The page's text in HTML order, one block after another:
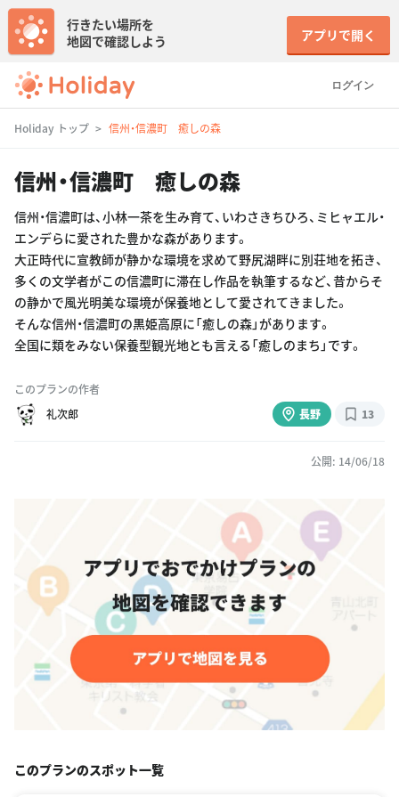
ログイン
行きたい場所を
地図で確認しよう
アプリで開く
Holiday トップ 信州・信濃町 癒しの森
信州・信濃町 癒しの森
信州・信濃町は、小林一茶を生み育て、いわさきちひろ、ミヒャエル・
エンデらに愛された豊かな森があります。
大正時代に宣教師が静かな環境を求めて野尻湖畔に別荘地を拓き、
多くの文学者がこの信濃町に滞在し作品を執筆するなど、昔からそ
の静かで風光明美な環境が保養地として愛されてきました。
そんな信州・信濃町の黒姫高原に「癒しの森」があります。
全国に類をみない保養型観光地とも言える「癒しのまち」です。
このプランの作者
礼次郎
長野 13
公開: 14/06/18
このプランのスポット一覧